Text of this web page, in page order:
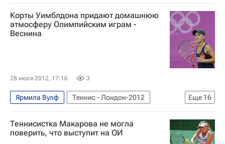
WTA Гуанчжоу
Тамарин Танасугарн
Моника Никулеску
Чжан Шуай
Корты Уимблдона придают домашнюю
атмосферу Олимпийским играм -
Веснина
28 июля 2012, 17:16 3
Еще 16
Ярмила Вулф
Теннис - Лондон-2012
Олимпийские игры
Спорт
Мультимедийный спортивный пакет
Теннис
Теннисистка Макарова не могла
поверить, что выступит на ОИ